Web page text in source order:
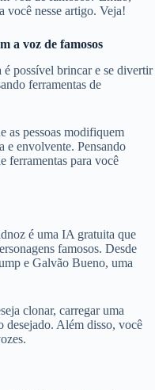
você nesse artigo. Veja!
a voz de famosos
possível brincar e se divertir
ferramentas de
as pessoas modifiquem
e envolvente. Pensando
ferramentas para você
é uma IA gratuita que
famosos. Desde
e Galvão Bueno, uma
clonar, carregar uma
desejado. Além disso, você